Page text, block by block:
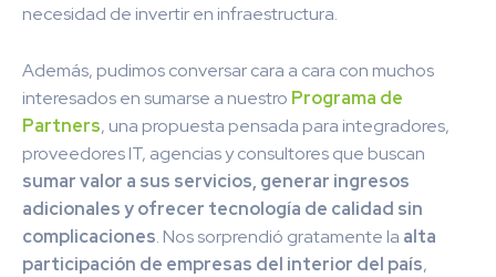
necesidad de invertir en infraestructura.
Además, pudimos conversar cara a cara con muchos
interesados en sumarse a nuestro Programa de
Partners, una propuesta pensada para integradores,
proveedores IT, agencias y consultores que buscan
sumar valor a sus servicios, generar ingresos
adicionales y ofrecer tecnología de calidad sin
complicaciones. Nos sorprendió gratamente la alta
participación de empresas del interior del país,